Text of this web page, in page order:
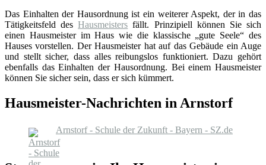
Das Einhalten der Hausordnung ist ein weiterer Aspekt, der in das
Tätigkeitsfeld desHausmeisters fällt. Prinzipiell können Sie sich
einen Hausmeister im Haus wie die klassische „gute Seele“ des
Hauses vorstellen. Der Hausmeister hat auf das Gebäude ein Auge
und stellt sicher, dass alles reibungslos funktioniert. Dazu gehört
ebenfalls das Einhalten der Hausordnung. Bei einem Hausmeister
können Sie sicher sein, dass er sich kümmert.
Hausmeister-Nachrichten in Arnstorf
Arnstorf - Schule der Zukunft - Bayern - SZ.de